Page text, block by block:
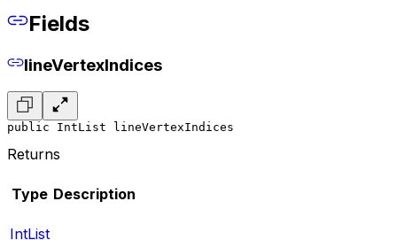
Fields
lineVertexIndices
public IntList lineVertexIndices
Returns
Type Description
IntList